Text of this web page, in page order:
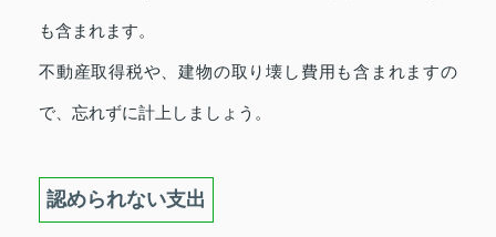
も含まれます。
不動産取得税や、建物の取り壊し費用も含まれますの
で、忘れずに計上しましょう。
認められない支出